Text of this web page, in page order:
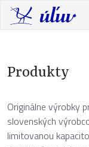
Produkty
Originálne výrobky
slovenských
limitovanou